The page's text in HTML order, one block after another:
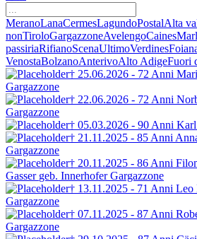
MeranoLanaCermesLagundoPostalAlta
nonTiroloGargazzoneAvelengoCaines
passiriaRifianoScenaUltimoVerdines
VenostaBolzanoAnterivoAlto AdigeFuori
† 25.06.2026 - 72 Anni
Gargazzone
† 22.06.2026 - 72 Anni
Gargazzone
† 05.03.2026 - 90 Anni
† 21.11.2025 - 85 Anni
Gargazzone
† 20.11.2025 - 86 Anni
Gasser geb. InnerhoferGargazzone
† 13.11.2025 - 71 Anni Leo
Gargazzone
† 07.11.2025 - 87 Anni
Gargazzone